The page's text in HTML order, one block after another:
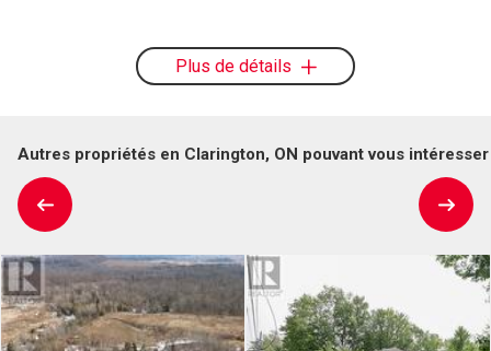
Plus de détails
Autres propriétés en Clarington, ON pouvant vous intéresser